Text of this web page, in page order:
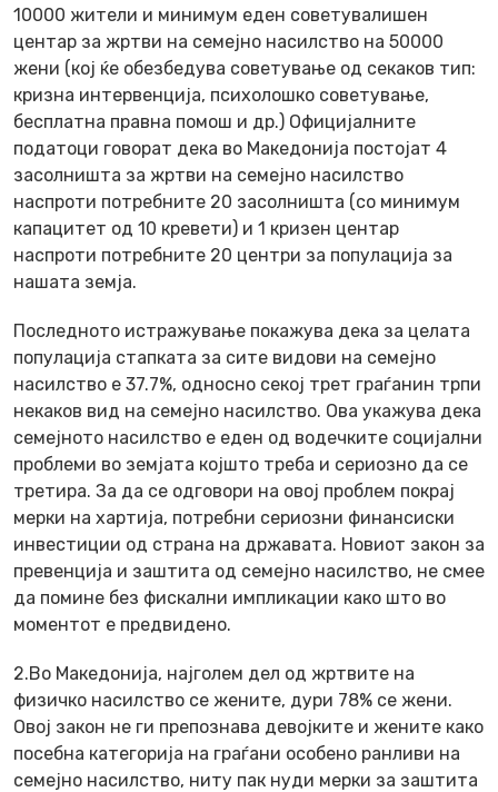
10000 жители и минимум еден советувалишен
центар за жртви на семејно насилство на 50000
жени (кој ќе обезбедува советување од секаков тип:
кризна интервенција, психолошко советување,
бесплатна правна помош и др.) Официјалните
податоци говорат дека во Македонија постојат 4
засолништа за жртви на семејно насилство
наспроти потребните 20 засолништа (со минимум
капацитет од 10 кревети) и 1 кризен центар
наспроти потребните 20 центри за популација за
нашата земја.
Последното истражување покажува дека за целата
популација стапката за сите видови на семејно
насилство е 37.7%, односно секој трет граѓанин трпи
некаков вид на семејно насилство. Ова укажува дека
семејното насилство е еден од водечките социјални
проблеми во земјата којшто треба и сериозно да се
третира. За да се одговори на овој проблем покрај
мерки на хартија, потребни сериозни финансиски
инвестиции од страна на државата. Новиот закон за
превенција и заштита од семејно насилство, не смее
да помине без фискални импликации како што во
моментот е предвидено.
2.Во Македонија, најголем дел од жртвите на
физичко насилство се жените, дури 78% се жени.
Овој закон не ги препознава девојките и жените како
посебна категорија на граѓани особено ранливи на
семејно насилство, ниту пак нуди мерки за заштита